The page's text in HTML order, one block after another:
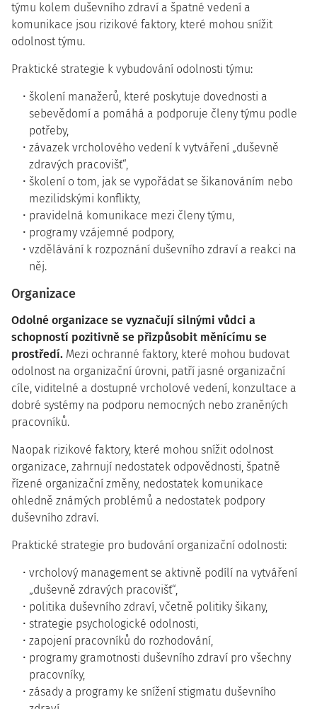
týmu kolem duševního zdraví a špatné vedení a
komunikace jsou rizikové faktory, které mohou snížit
odolnost týmu.
Praktické strategie k vybudování odolnosti týmu:
školení manažerů, které poskytuje dovednosti a
sebevědomí a pomáhá a podporuje členy týmu podle
potřeby,
závazek vrcholového vedení k vytváření „duševně
zdravých pracovišť“,
školení o tom, jak se vypořádat se šikanováním nebo
mezilidskými konflikty,
pravidelná komunikace mezi členy týmu,
programy vzájemné podpory,
vzdělávání k rozpoznání duševního zdraví a reakci na
něj.
Organizace
Odolné organizace se vyznačují silnými vůdci a
schopností pozitivně se přizpůsobit měnícímu se
prostředí. Mezi ochranné faktory, které mohou budovat
odolnost na organizační úrovni, patří jasné organizační
cíle, viditelné a dostupné vrcholové vedení, konzultace a
dobré systémy na podporu nemocných nebo zraněných
pracovníků.
Naopak rizikové faktory, které mohou snížit odolnost
organizace, zahrnují nedostatek odpovědnosti, špatně
řízené organizační změny, nedostatek komunikace
ohledně známých problémů a nedostatek podpory
duševního zdraví.
Praktické strategie pro budování organizační odolnosti:
vrcholový management se aktivně podílí na vytváření
„duševně zdravých pracovišť“,
politika duševního zdraví, včetně politiky šikany,
strategie psychologické odolnosti,
zapojení pracovníků do rozhodování,
programy gramotnosti duševního zdraví pro všechny
pracovníky,
zásady a programy ke snížení stigmatu duševního